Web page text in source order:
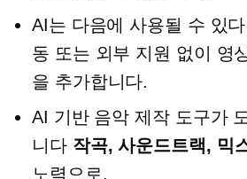
AI는 다음에 사용될 수 있다
동 또는 외부 지원 없이 영
을 추가합니다.
AI 기반음악 제작 도구가
니다 작곡, 사운드트랙, 믹
노력으로.